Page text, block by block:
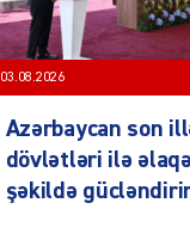
03.08.2026
Azərbaycan son
dövlətləri ilə
şəkildə